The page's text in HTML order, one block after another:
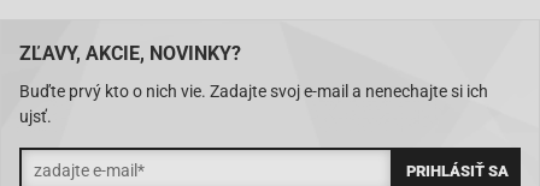
ZĽAVY, AKCIE, NOVINKY?
Buďte prvý kto o nich vie. Zadajte svoj e-mail a nenechajte si ich
ujsť.